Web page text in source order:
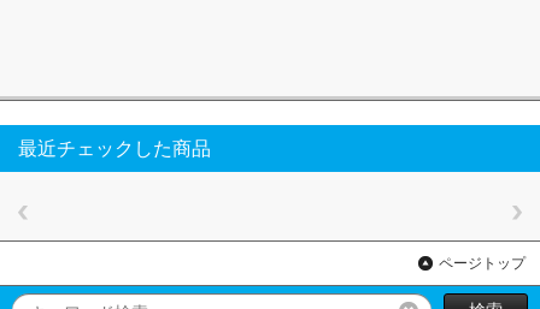
最近チェックした商品
ページトップ